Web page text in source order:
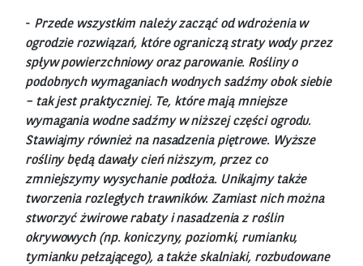
- Przede wszystkim należy zacząć od wdrożenia w
ogrodzie rozwiązań, które ograniczą straty wody przez
spływ powierzchniowy oraz parowanie. Rośliny o
podobnych wymaganiach wodnych sadźmy obok siebie
– tak jest praktyczniej. Te, które mają mniejsze
wymagania wodne sadźmy w niższej części ogrodu.
Stawiajmy również na nasadzenia piętrowe. Wyższe
rośliny będą dawały cień niższym, przez co
zmniejszymy wysychanie podłoża. Unikajmy także
tworzenia rozległych trawników. Zamiast nich można
stworzyć żwirowe rabaty i nasadzenia z roślin
okrywowych (np. koniczyny, poziomki, rumianku,
tymianku pełzającego), a także skalniaki, rozbudowane